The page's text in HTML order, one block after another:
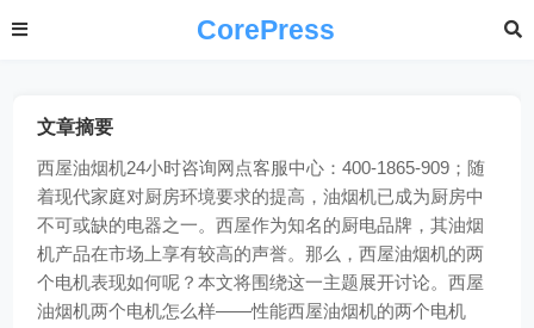
CorePress
文章摘要
西屋油烟机24小时咨询网点客服中心：400-1865-909；随
着现代家庭对厨房环境要求的提高，油烟机已成为厨房中
不可或缺的电器之一。西屋作为知名的厨电品牌，其油烟
机产品在市场上享有较高的声誉。那么，西屋油烟机的两
个电机表现如何呢？本文将围绕这一主题展开讨论。西屋
油烟机两个电机怎么样——性能西屋油烟机的两个电机